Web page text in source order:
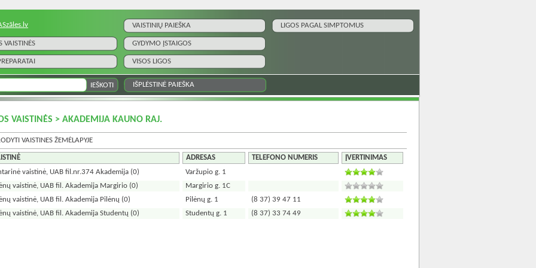
VAISTINIŲ PAIEŠKA LIGOS PAGAL SIMPTOMUS
VAISTINĖS GYDYMO ĮSTAIGOS
VISOS LIGOS
IŠPLĖSTINĖ PAIEŠKA
VAISTINĖS > AKADEMIJA KAUNO RAJ.
VAISTINES ŽEMĖLAPYJE
ADRESAS TELEFONO NUMERIS
ĮVERTINIMAS
vaistinė, UAB fil.nr.374 Akademija (0)
Varžupio g. 1
vaistinė, UAB fil. Akademija Margirio (0)
Margirio g. 1C
vaistinė, UAB fil. Akademija Pilėnų (0) Pilėnų g. 1
(8 37) 39 47 11
vaistinė, UAB fil. Akademija Studentų (0) Studentų g. 1 (8 37) 33 74 49